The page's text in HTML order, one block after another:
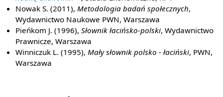
Nowak S. (2011), Metodologia badań społecznych,
Wydawnictwo Naukowe PWN, Warszawa
Pieńkom J. (1996),Słownik łacińsko-polski, Wydawnictwo
Prawnicze, Warszawa
Winniczuk L. (1995), Mały słownik polsko - łaciński, PWN,
Warszawa